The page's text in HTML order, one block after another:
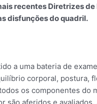
recentes Diretrizes
disfunções do quadril.
a uma bateria de
corporal, postura,
os componentes do